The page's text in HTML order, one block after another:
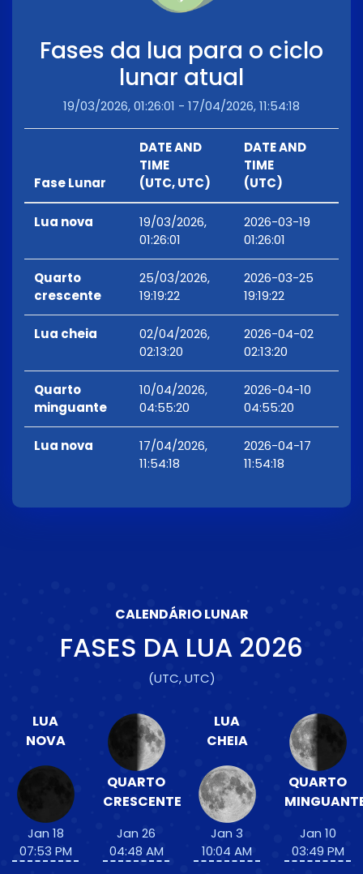
Fases da lua para o ciclo
lunar atual
19/03/2026, 01:26:01 - 17/04/2026, 11:54:18
Fase Lunar
DATE AND
TIME
(UTC, UTC)
DATE AND
TIME
(UTC)
Lua nova
19/03/2026,
01:26:01
2026-03-19
01:26:01
Quarto
crescente
25/03/2026,
19:19:22
2026-03-25
19:19:22
Lua cheia
02/04/2026,
02:13:20
2026-04-02
02:13:20
Quarto
minguante
10/04/2026,
04:55:20
2026-04-10
04:55:20
Lua nova
17/04/2026,
11:54:18
2026-04-17
11:54:18
CALENDÁRIO LUNAR
FASES DA LUA 2026
(UTC, UTC)
LUA
NOVA
Jan 18
07:53 PM
QUARTO
CRESCENTE
Jan 26
04:48 AM
LUA
CHEIA
Jan 3
10:04 AM
QUARTO
Jan 10
03:49 PM